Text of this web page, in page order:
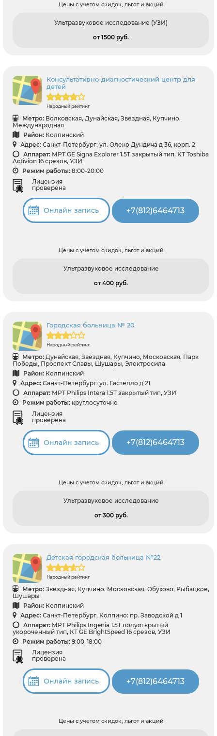
Цены с учетом скидок, льгот и акций
Ультразвуковое исследование (УЗИ)
от 1500 pуб.
Консультативно-диагностический центр для
детей
Народный рейтинг
Метро: Волковская, Дунайская, Звёздная, Купчино,
Международная
Район: Колпинский
Адрес: Санкт-Петербург: ул. Олеко Дундича д 36, корп. 2
Аппарат: МРТ GE Signa Explorer 1.5Т закрытый тип, КТ Toshiba
Activion 16 срезов, УЗИ
Режим работы: 8:00-20:00
Лицензия
проверена
Онлайн запись +7(812)6464713
Цены с учетом скидок, льгот и акций
Ультразвуковое исследование
от 400 pуб.
Городская больница № 20
Народный рейтинг
Метро: Дунайская, Звёздная, Купчино, Московская, Парк
Победы, Проспект Славы, Шушары, Электросила
Район: Колпинский
Адрес: Санкт-Петербург: ул. Гастелло д 21
Аппарат: МРТ Philips Intera 1.5T закрытый тип, УЗИ
Режим работы: круглосуточно
Лицензия
проверена
Онлайн запись +7(812)6464713
Цены с учетом скидок, льгот и акций
Ультразвуковое исследование
от 300 pуб.
Детская городская больница №22
Народный рейтинг
Метро: Звёздная, Купчино, Московская, Обухово, Рыбацкое,
Шушары
Район: Колпинский
Адрес: Санкт-Петербург, Колпино: пр. Заводской д 1
Аппарат: МРТ Philips Ingenia 1.5T полуоткрытый
укороченный тип, КТ GЕ BrightSpeed 16 срезов, УЗИ
Режим работы: 9:00-18:00
Лицензия
проверена
Онлайн запись +7(812)6464713
Цены с учетом скидок, льгот и акций